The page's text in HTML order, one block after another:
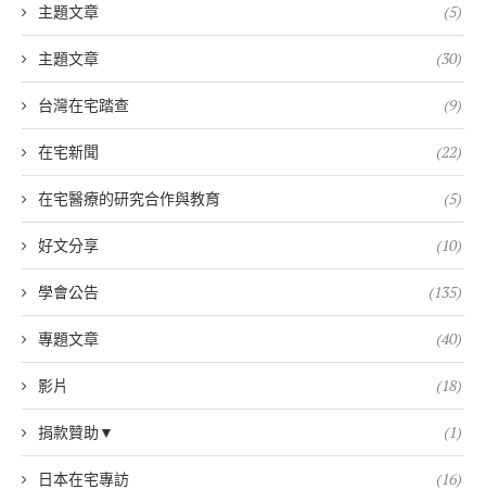
主題文章 (5)
主題文章 (30)
台灣在宅踏查 (9)
在宅新聞 (22)
在宅醫療的研究合作與教育 (5)
好文分享 (10)
學會公告 (135)
專題文章 (40)
影片 (18)
捐款贊助▼ (1)
日本在宅專訪 (16)